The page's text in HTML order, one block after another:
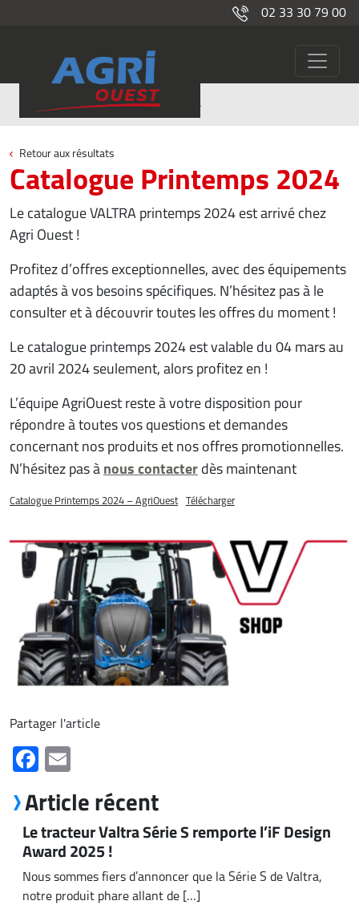
02 33 30 79 00
ActualitésCatalogue Printemps 2024
Retour aux résultats
Catalogue Printemps 2024
Le catalogue VALTRA printemps 2024 est arrivé chez
Agri Ouest !
Profitez d’offres exceptionnelles, avec des équipements
adaptés à vos besoins spécifiques. N’hésitez pas à le
consulter et à découvrir toutes les offres du moment !
Le catalogue printemps 2024 est valable du 04 mars au
20 avril 2024 seulement, alors profitez en !
L’équipe AgriOuest reste à votre disposition pour
répondre à toutes vos questions et demandes
concernant nos produits et nos offres promotionnelles.
N’hésitez pas ànous contacterdès maintenant
Catalogue Printemps 2024 – AgriOuest Télécharger
Partager l'article
Facebook
Article récent
Le tracteur Valtra Série S remporte l’iF Design
Award 2025 !
Nous sommes fiers d’annoncer que la Série S de Valtra,
notre produit phare allant de […]